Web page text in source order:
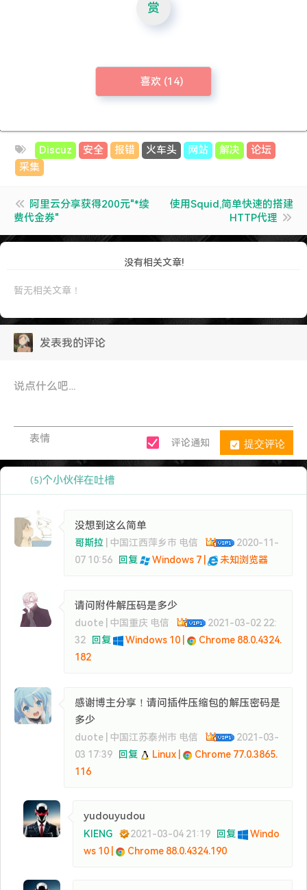
赏
喜欢 (14)
Discuz 安全 报错 火车头 网站 解决
论坛
采集
阿里云分享获得200元"*续
费代金券"
使用Squid,简单快速的搭建
HTTP代理
没有相关文章!
暂无相关文章！
发表我的评论
提交评论
评论通知
表情
(5)个小伙伴在吐槽
没想到这么简单
哥斯拉 | 中国江西萍乡市 电信
2020-11-
07 10:56
回复 Windows 7 | 未知浏览器
请问附件解压码是多少
duote | 中国重庆 电信
2021-03-02 22:
32
回复 Windows 10 |
Chrome 88.0.4324.
182
感谢博主分享！请问插件压缩包的解压密码是
多少
duote | 中国江苏泰州市 电信
2021-03-
03 17:39
回复 Linux |
Chrome 77.0.3865.
116
yudouyudou
KIENG 2021-03-04 21:19 回复
Windo
ws 10 |
Chrome 88.0.4324.190